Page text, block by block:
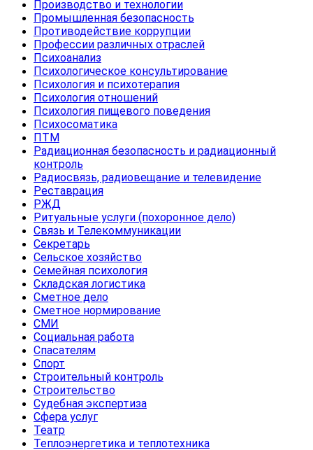
Производство и технологии
Промышленная безопасность
Противодействие коррупции
Профессии различных отраслей
Психоанализ
Психологическое консультирование
Психология и психотерапия
Психология отношений
Психология пищевого поведения
Психосоматика
ПТМ
Радиационная безопасность и радиационный
контроль
Радиосвязь, радиовещание и телевидение
Реставрация
РЖД
Ритуальные услуги (похоронное дело)
Связь и Телекоммуникации
Секретарь
Сельское хозяйство
Семейная психология
Складская логистика
Сметное дело
Сметное нормирование
СМИ
Социальная работа
Спасателям
Спорт
Строительный контроль
Строительство
Судебная экспертиза
Сфера услуг
Театр
Теплоэнергетика и теплотехника